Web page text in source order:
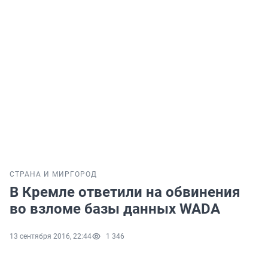
СТРАНА И МИР ГОРОД
В Кремле ответили на обвинения
во взломе базы данных WADA
13 сентября 2016, 22:44 1 346